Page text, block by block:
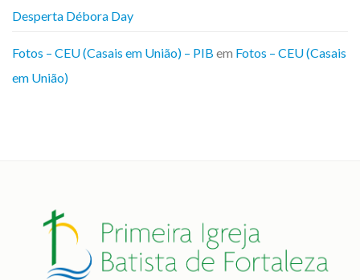
Desperta Débora Day
Fotos – CEU (Casais em União) – PIB em Fotos – CEU (Casais
em União)